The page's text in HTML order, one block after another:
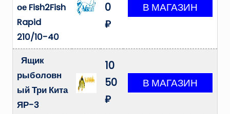
ое Fish2Fish
Rapid
210/10-40
0
₽
Ящик
рыболовн
ый Три Кита
ЯР-3
10
50
₽